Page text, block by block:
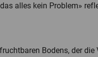
alles kein Problem»
Bodens, der